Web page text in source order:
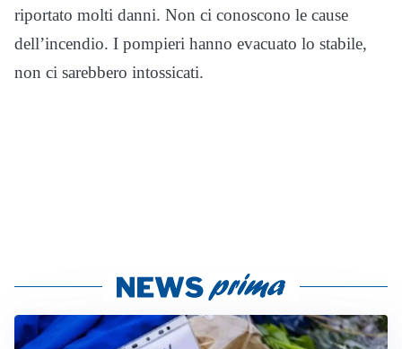
riportato molti danni. Non ci conoscono le cause
dell’incendio. I pompieri hanno evacuato lo stabile,
non ci sarebbero intossicati.